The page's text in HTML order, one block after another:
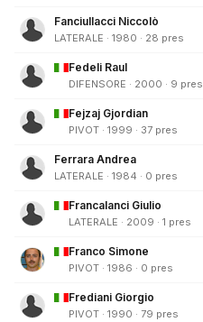
Fanciullacci Niccolò
LATERALE · 1980 · 28 pres
Fedeli Raul
DIFENSORE · 2000 · 9 pres
Fejzaj Gjordian
PIVOT · 1999 · 37 pres
Ferrara Andrea
LATERALE · 1984 · 0 pres
Francalanci Giulio
LATERALE · 2009 · 1 pres
Franco Simone
PIVOT · 1986 · 0 pres
Frediani Giorgio
PIVOT · 1990 · 79 pres